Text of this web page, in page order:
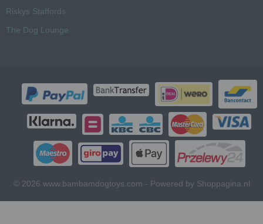
Riskys Staffords
The Dog Lounge
© 2026 www.bambamdogtoys.com - Powered by Shoppagina.nl